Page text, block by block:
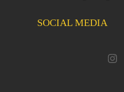
SOCIAL MEDIA